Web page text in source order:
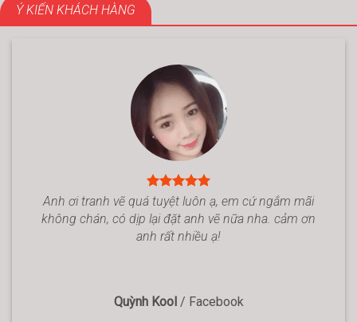
Ý KIẾN KHÁCH HÀNG
Anh ơi tranh vẽ quá tuyệt luôn ạ, em cứ ngắm mãi
không chán, có dịp lại đặt anh vẽ nữa nha. cảm ơn
anh rất nhiều ạ!
Quỳnh Kool / Facebook